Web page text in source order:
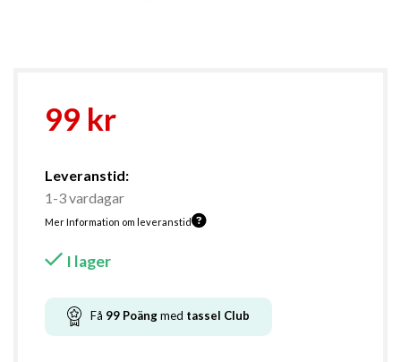
99 kr
Leveranstid:
1-3 vardagar
Mer Information om leveranstid
I lager
Få 99 Poängmed tassel Club